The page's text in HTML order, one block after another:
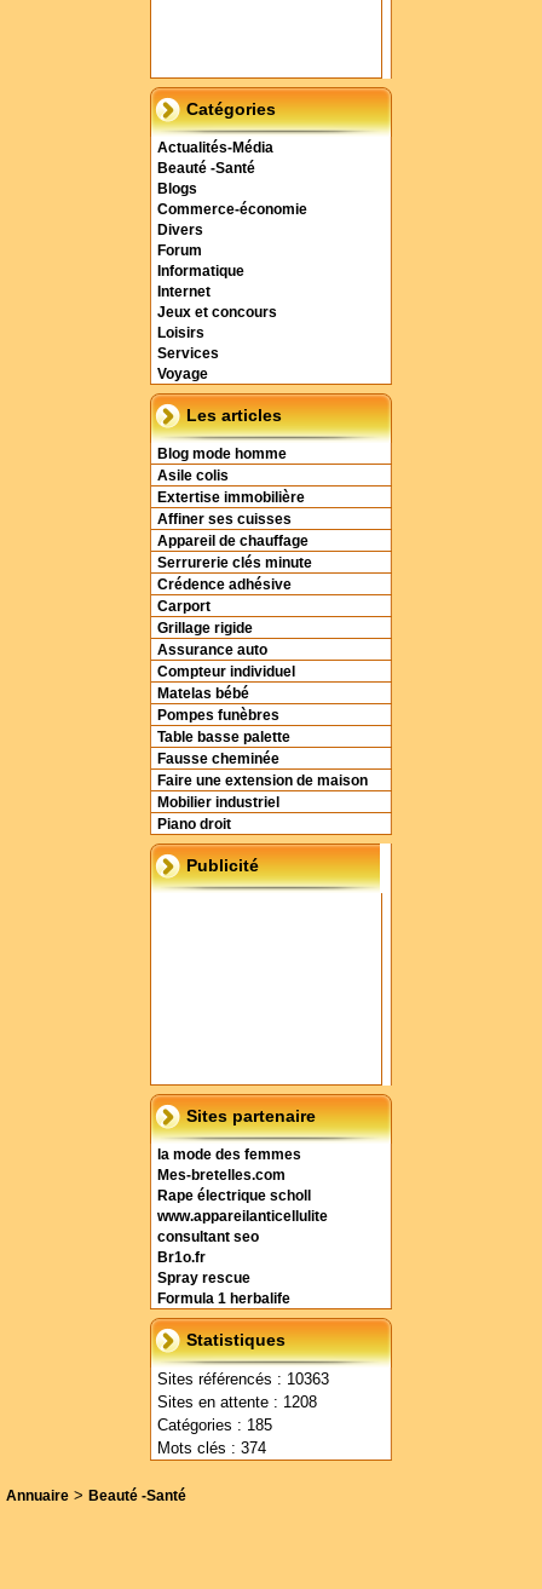
Catégories
Actualités-Média
Beauté -Santé
Blogs
Commerce-économie
Divers
Forum
Informatique
Internet
Jeux et concours
Loisirs
Services
Voyage
Les articles
Blog mode homme
Asile colis
Extertise immobilière
Affiner ses cuisses
Appareil de chauffage
Serrurerie clés minute
Crédence adhésive
Carport
Grillage rigide
Assurance auto
Compteur individuel
Matelas bébé
Pompes funèbres
Table basse palette
Fausse cheminée
Faire une extension de maison
Mobilier industriel
Piano droit
Publicité
Sites partenaire
la mode des femmes
Mes-bretelles.com
Rape électrique scholl
www.appareilanticellulite
consultant seo
Br1o.fr
Spray rescue
Formula 1 herbalife
Statistiques
Sites référencés : 10363
Sites en attente : 1208
Catégories : 185
Mots clés : 374
Annuaire > Beauté -Santé